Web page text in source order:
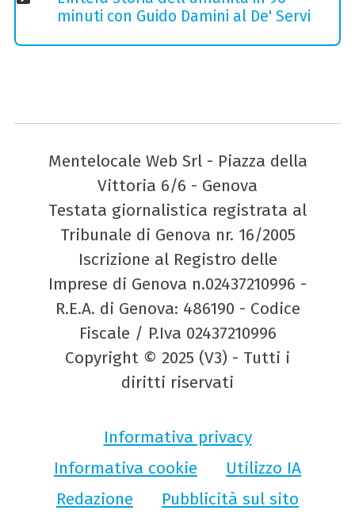
minuti con Guido Damini al De' Servi
Mentelocale Web Srl - Piazza della
Vittoria 6/6 - Genova
Testata giornalistica registrata al
Tribunale di Genova nr. 16/2005
Iscrizione al Registro delle
Imprese di Genova n.02437210996 -
R.E.A. di Genova: 486190 - Codice
Fiscale / P.Iva 02437210996
Copyright © 2025 (V3) - Tutti i
diritti riservati
Informativa privacy
Informativa cookie
Utilizzo IA
Redazione
Pubblicità sul sito